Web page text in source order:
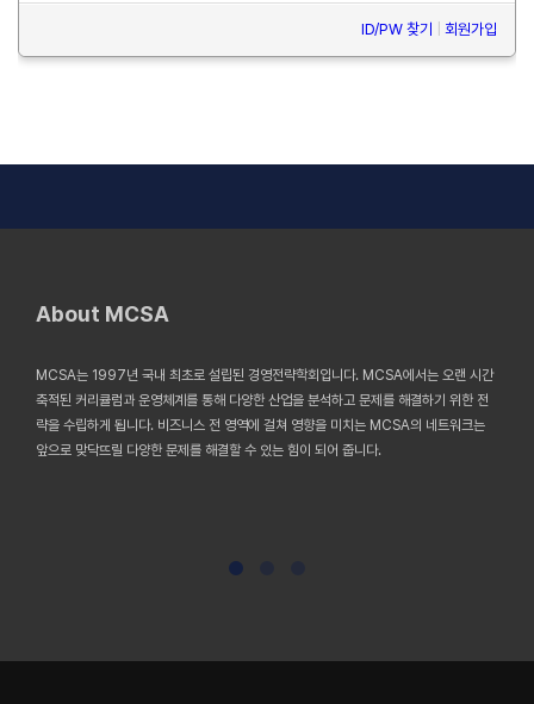
ID/PW 찾기 회원가입
About MCSA
MCSA는 1997년 국내 최초로 설립된 경영전략학회입니다. MCSA에서는 오랜 시간
축적된 커리큘럼과 운영체계를 통해 다양한 산업을 분석하고 문제를 해결하기 위한 전
략을 수립하게 됩니다. 비즈니스 전 영역에 걸쳐 영향을 미치는 MCSA의 네트워크는
앞으로 맞닥뜨릴 다양한 문제를 해결할 수 있는 힘이 되어 줍니다.